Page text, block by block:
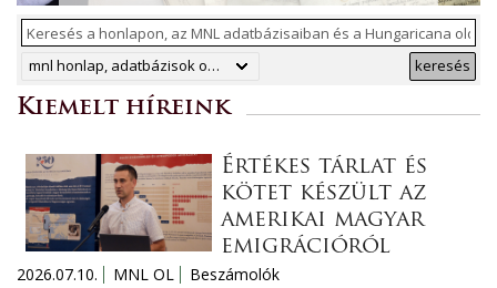
mnl honlap, adatbázisok online, hungaricana keresés
Kiemelt híreink
Értékes tárlat és
kötet készült az
amerikai magyar
emigrációról
2026.07.10. MNL OL
Beszámolók